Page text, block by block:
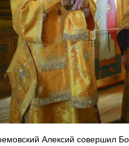
Алексий совершил